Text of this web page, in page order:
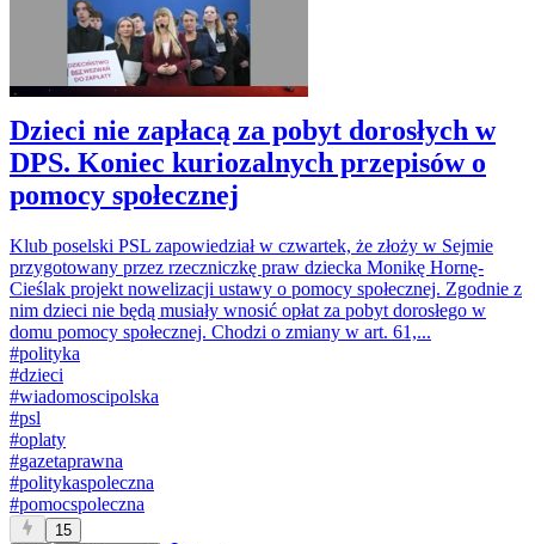
Dzieci nie zapłacą za pobyt dorosłych w
DPS. Koniec kuriozalnych przepisów o
pomocy społecznej
Klub poselski PSL zapowiedział w czwartek, że złoży w Sejmie
przygotowany przez rzeczniczkę praw dziecka Monikę Hornę-
Cieślak projekt nowelizacji ustawy o pomocy społecznej. Zgodnie z
nim dzieci nie będą musiały wnosić opłat za pobyt dorosłego w
domu pomocy społecznej. Chodzi o zmiany w art. 61,...
#polityka
#dzieci
#wiadomoscipolska
#psl
#oplaty
#gazetaprawna
#politykaspoleczna
#pomocspoleczna
15